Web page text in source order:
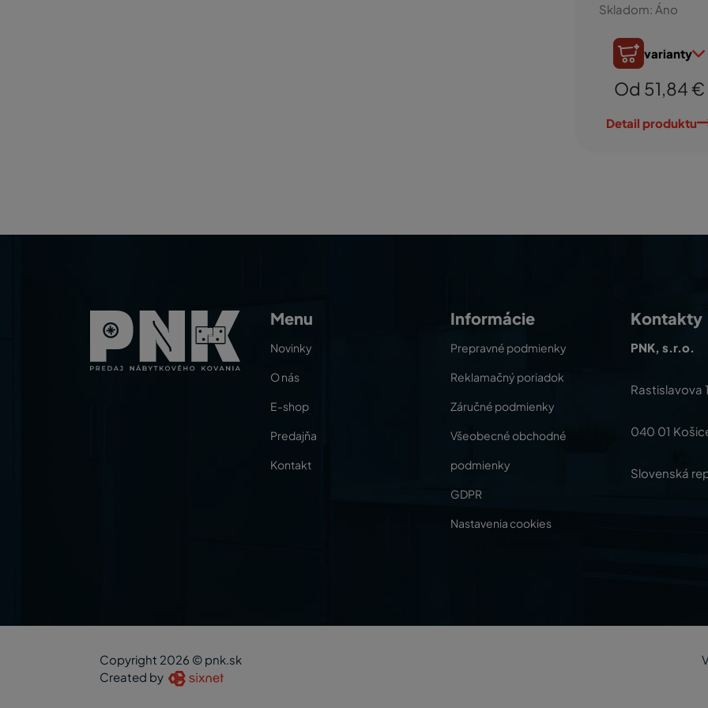
Skladom: Áno
varianty
Od 51,84 €
Detail produktu
Menu
Novinky
O nás
E-shop
Predajňa
Kontakt
Informácie
Prepravné podmienky
Reklamačný poriadok
Záručné podmienky
Všeobecné obchodné
podmienky
GDPR
Nastavenia cookies
Kontakty
PNK, s.r.o.
Rastislavova
040 01
Slovenská
Copyright 2026 © pnk.sk
Created by